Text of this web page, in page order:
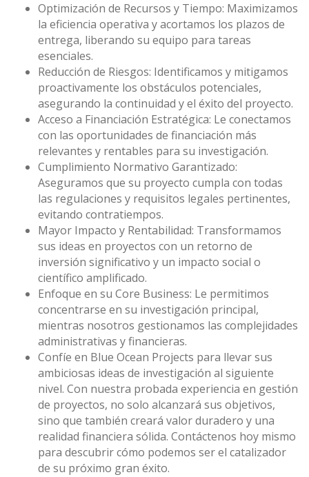
Optimización de Recursos y Tiempo: Maximizamos
la eficiencia operativa y acortamos los plazos de
entrega, liberando su equipo para tareas
esenciales.
Reducción de Riesgos: Identificamos y mitigamos
proactivamente los obstáculos potenciales,
asegurando la continuidad y el éxito del proyecto.
Acceso a Financiación Estratégica: Le conectamos
con las oportunidades de financiación más
relevantes y rentables para su investigación.
Cumplimiento Normativo Garantizado:
Aseguramos que su proyecto cumpla con todas
las regulaciones y requisitos legales pertinentes,
evitando contratiempos.
Mayor Impacto y Rentabilidad: Transformamos
sus ideas en proyectos con un retorno de
inversión significativo y un impacto social o
científico amplificado.
Enfoque en su Core Business: Le permitimos
concentrarse en su investigación principal,
mientras nosotros gestionamos las complejidades
administrativas y financieras.
Confíe en Blue Ocean Projects para llevar sus
ambiciosas ideas de investigación al siguiente
nivel. Con nuestra probada experiencia en gestión
de proyectos, no solo alcanzará sus objetivos,
sino que también creará valor duradero y una
realidad financiera sólida. Contáctenos hoy mismo
para descubrir cómo podemos ser el catalizador
de su próximo gran éxito.